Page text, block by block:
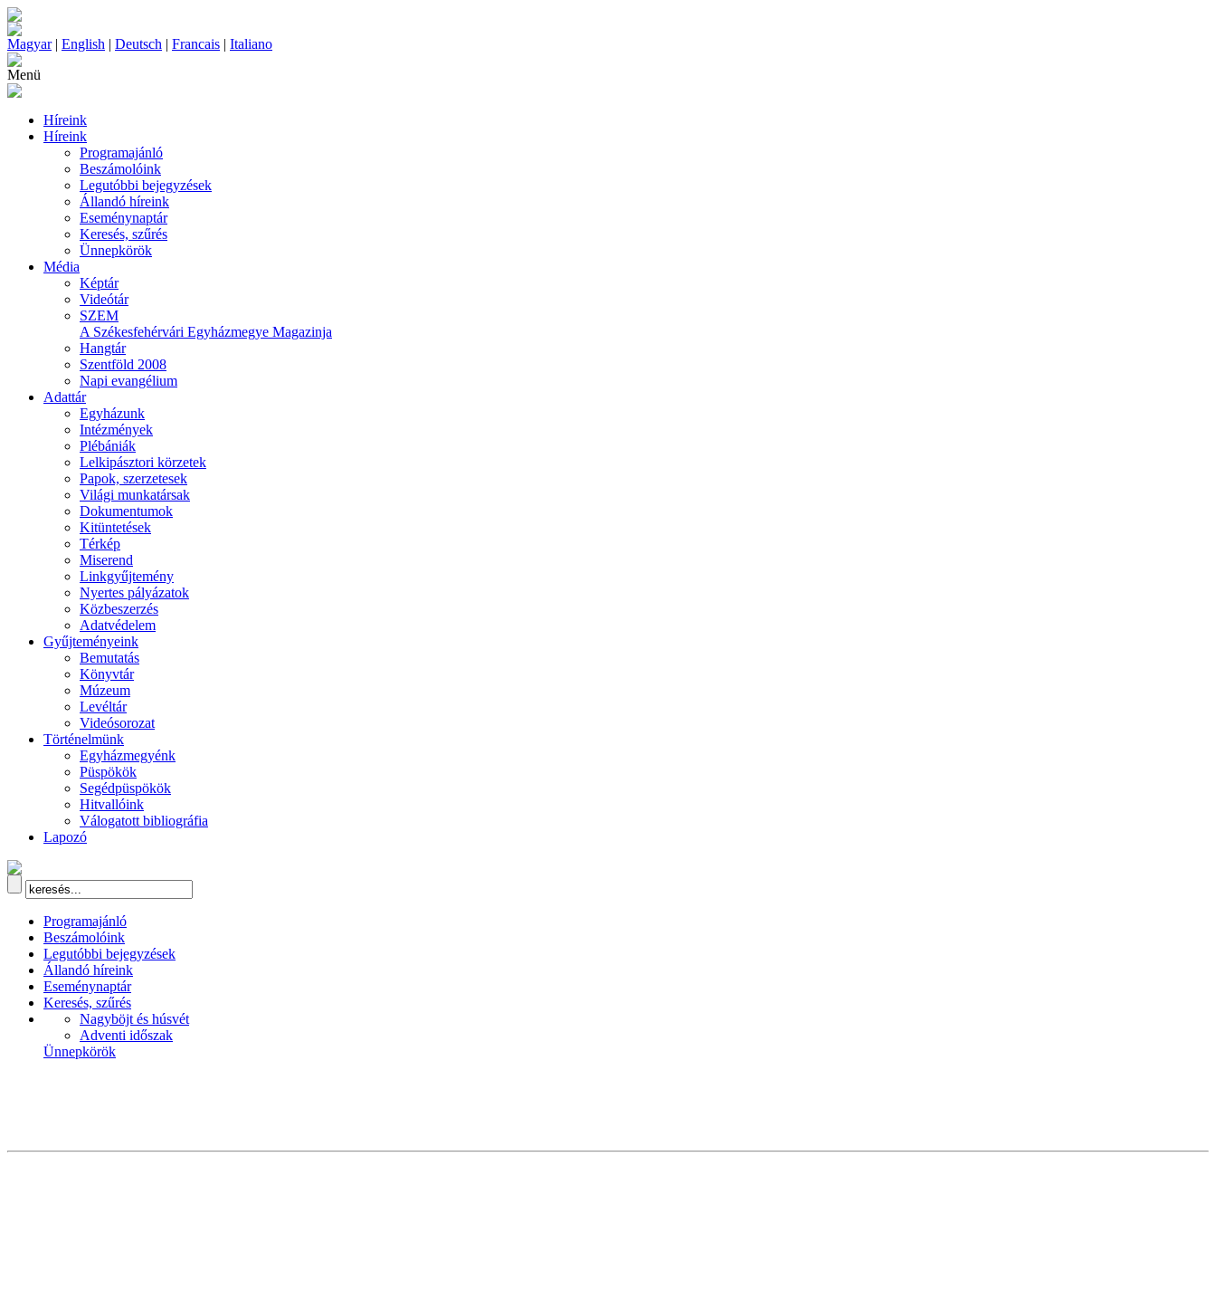
Magyar| English | Deutsch | Francais | Italiano
Menü
Híreink
Híreink
Programajánló
Beszámolóink
Legutóbbi bejegyzések
Állandó híreink
Eseménynaptár
Keresés, szűrés
Ünnepkörök
Média
Képtár
Videótár
SZEM
A Székesfehérvári Egyházmegye Magazinja
Hangtár
Szentföld 2008
Napi evangélium
Adattár
Egyházunk
Intézmények
Plébániák
Lelkipásztori körzetek
Papok, szerzetesek
Világi munkatársak
Dokumentumok
Kitüntetések
Térkép
Miserend
Linkgyűjtemény
Nyertes pályázatok
Közbeszerzés
Adatvédelem
Gyűjteményeink
Bemutatás
Könyvtár
Múzeum
Levéltár
Videósorozat
Történelmünk
Egyházmegyénk
Püspökök
Segédpüspökök
Hitvallóink
Válogatott bibliográfia
Lapozó
Programajánló
Beszámolóink
Legutóbbi bejegyzések
Állandó híreink
Eseménynaptár
Keresés, szűrés
Nagyböjt és húsvét
Adventi időszak
Ünnepkörök